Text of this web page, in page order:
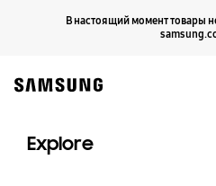
В настоящий момент товары
Explore